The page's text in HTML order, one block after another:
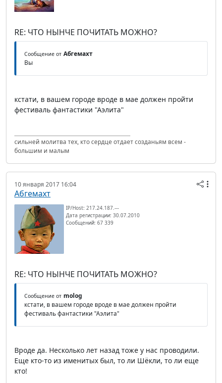
RE: ЧТО НЫНЧЕ ПОЧИТАТЬ МОЖНО?
Сообщение от Абгемахт
Вы
кстати, в вашем городе вроде в мае должен пройти
фестиваль фантастики "Аэлита"
сильней молитва тех, кто сердце отдает созданьям всем -
большим и малым
10 января 2017 16:04
Абгемахт
IP/Host: 217.24.187.---
Дата регистрации: 30.07.2010
Сообщений: 67 339
RE: ЧТО НЫНЧЕ ПОЧИТАТЬ МОЖНО?
Сообщение от molog
кстати, в вашем городе вроде в мае должен пройти
фестиваль фантастики "Аэлита"
Вроде да. Несколько лет назад тоже у нас проводили.
Еще кто-то из именитых был, то ли Шёкли, то ли еще
кто!